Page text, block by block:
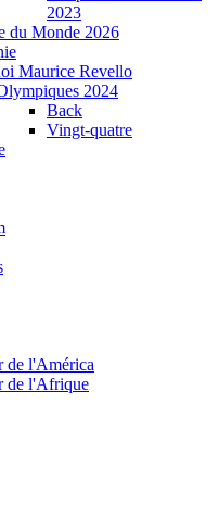
2023
du Monde 2026
Maurice Revello
2024
Back
Vingt-quatre
de l'América
de l'Afrique